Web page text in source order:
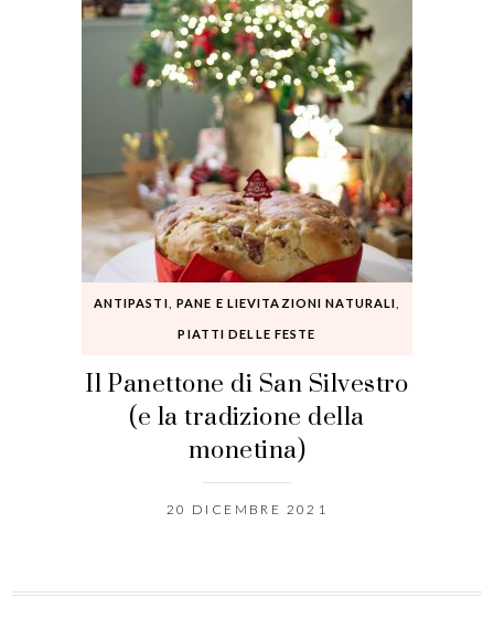
ANTIPASTI PANE E LIEVITAZIONI NATURALI
PIATTI DELLE FESTE
Il Panettone di San Silvestro
(e la tradizione della
monetina)
20 DICEMBRE 2021